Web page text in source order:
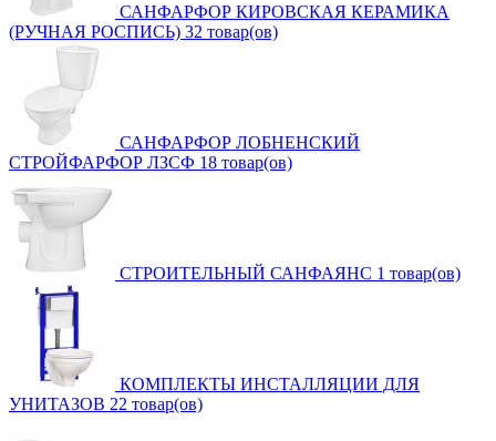
САНФАРФОР КИРОВСКАЯ КЕРАМИКА
(РУЧНАЯ РОСПИСЬ) 32 товар(ов)
САНФАРФОР ЛОБНЕНСКИЙ
СТРОЙФАРФОР ЛЗСФ 18 товар(ов)
СТРОИТЕЛЬНЫЙ САНФАЯНС 1 товар(ов)
КОМПЛЕКТЫ ИНСТАЛЛЯЦИИ ДЛЯ
УНИТАЗОВ 22 товар(ов)